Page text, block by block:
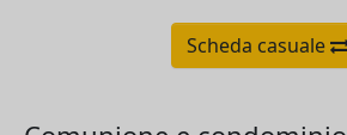
Scheda casuale